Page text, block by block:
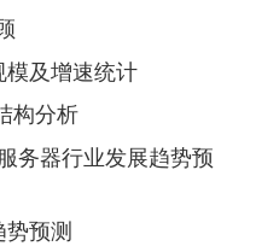
模及增速统计
构分析
务器行业发展趋势预
预测